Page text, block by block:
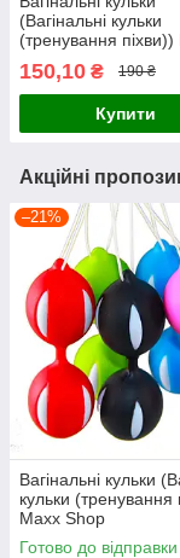
(Вагінальні кульки
(тренування
150,10 ₴ 190 ₴
Купити
Акційні
–21%
Вагінальні кульки
кульки (тренування
Maxx Shop
Готово до відправки